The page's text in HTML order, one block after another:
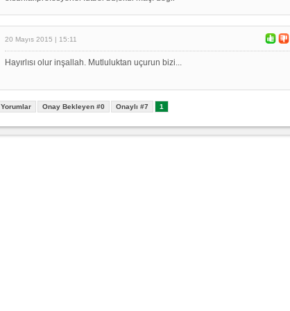
20 Mayıs 2015 | 15:11
Hayırlısı olur inşallah. Mutluluktan uçurun bizi...
Yorumlar Onay Bekleyen #0 Onaylı #7 1